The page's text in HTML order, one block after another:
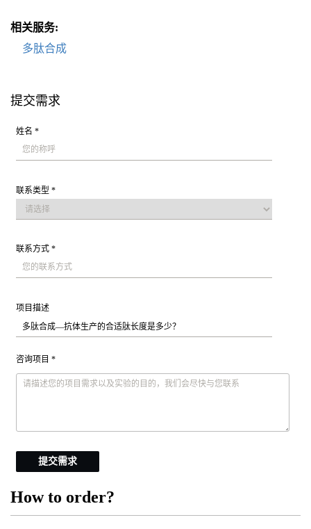
相关服务:
多肽合成
提交需求
姓名 *
联系类型 *
联系方式 *
项目描述
咨询项目 *
提交需求
How to order?